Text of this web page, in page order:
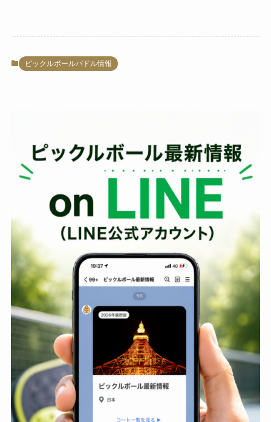
ピックルボールパドル情報